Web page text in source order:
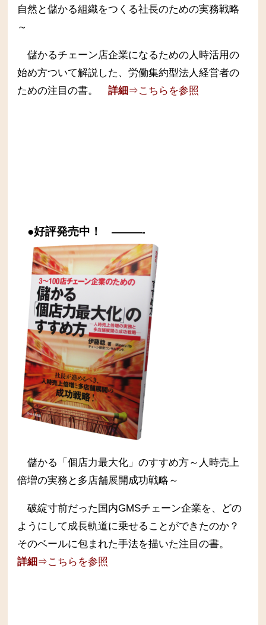
自然と儲かる組織をつくる社長のための実務戦略
～
儲かるチェーン店企業になるための人時活用の
始め方ついて解説した、労働集約型法人経営者の
ための注目の書。
詳細⇒こちらを参照
●好評発売中！ ———-
儲かる「個店力最大化」のすすめ方～人時売上
倍増の実務と多店舗展開成功戦略～
破綻寸前だった国内GMSチェーン企業を、どの
ようにして成長軌道に乗せることができたのか？
そのベールに包まれた手法を描いた注目の書。
詳細 ⇒こちらを参照